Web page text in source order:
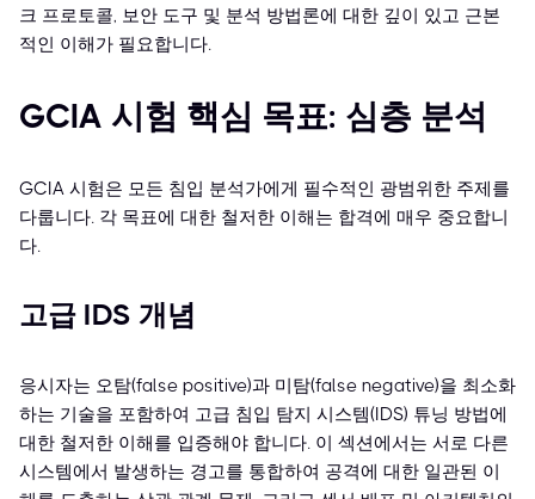
크 프로토콜, 보안 도구 및 분석 방법론에 대한 깊이 있고 근본
적인 이해가 필요합니다.
GCIA 시험 핵심 목표: 심층 분석
GCIA 시험은 모든 침입 분석가에게 필수적인 광범위한 주제를
다룹니다. 각 목표에 대한 철저한 이해는 합격에 매우 중요합니
다.
고급 IDS 개념
응시자는 오탐(false positive)과 미탐(false negative)을 최소화
하는 기술을 포함하여 고급 침입 탐지 시스템(IDS) 튜닝 방법에
대한 철저한 이해를 입증해야 합니다. 이 섹션에서는 서로 다른
시스템에서 발생하는 경고를 통합하여 공격에 대한 일관된 이